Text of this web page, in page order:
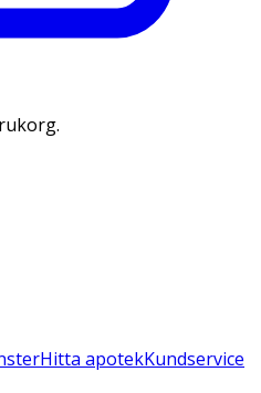
Hitta apotekKundservice